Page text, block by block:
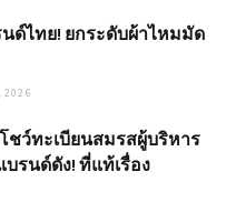
นด์ไทย! ยกระดับผ้าไหมมัด
2026
ชว์ทะเบียนสมรสผู้บริหาร
รนด์ดัง! ที่แท้เรื่อง